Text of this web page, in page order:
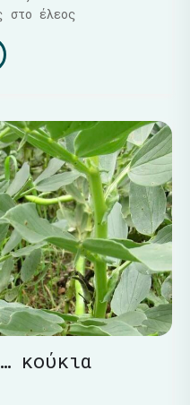
στο έλεος
κούκια